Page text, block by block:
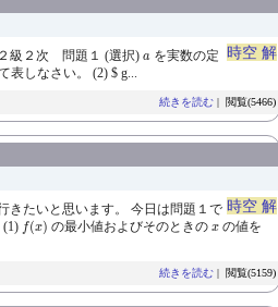
時空 解
級２次 問題１ (選択) a
a を実数の定
表しなさい。 (2) $ g...
続きを読む | 閲覧(5466)
時空 解
きたいと思います。 今日は問題１で
(1) f(x)
f(x ) の最小値およびそのときの x
xの値を
続きを読む | 閲覧(5159)